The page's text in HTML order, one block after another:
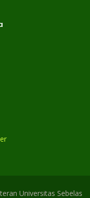
Universitas Sebelas